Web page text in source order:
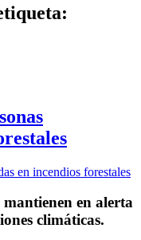
en alerta
climáticas.